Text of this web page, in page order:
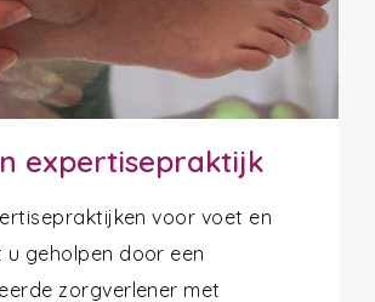
expertisepraktijk
voor voet en
u geholpen door een
zorgverlener met